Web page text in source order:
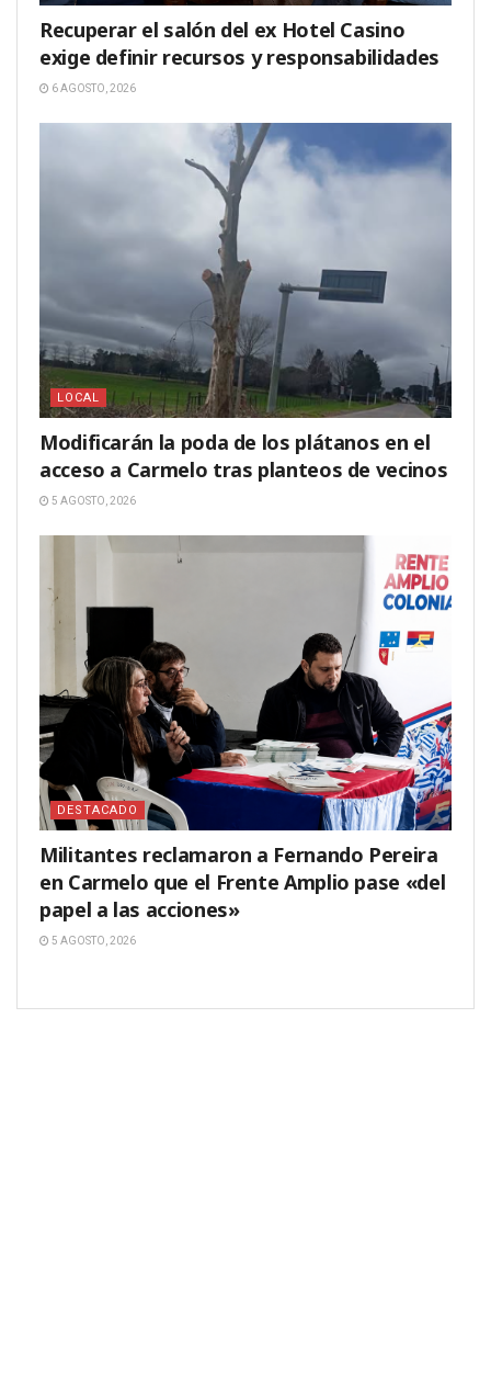
Recuperar el salón del ex Hotel Casino
exige definir recursos y responsabilidades
6 AGOSTO, 2026
LOCAL
Modificarán la poda de los plátanos en el
acceso a Carmelo tras planteos de vecinos
5 AGOSTO, 2026
DESTACADO
Militantes reclamaron a Fernando Pereira
en Carmelo que el Frente Amplio pase «del
papel a las acciones»
5 AGOSTO, 2026